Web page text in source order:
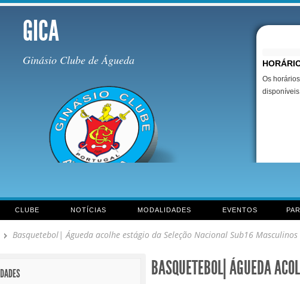
GICA
Ginásio Clube de Águeda
Os
CLUBE NOTÍCIAS MODALIDADES EVENTOS
Basquetebol| Águeda acolhe estágio da Seleção Nacional Sub16 Masculinos
BASQUETEBOL| ÁGUEDA